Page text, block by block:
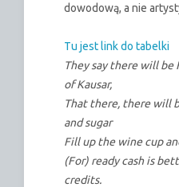
dowodową, a nie
Tu jest link do tabelki
They say there will be
of Kausar,
That there, there will
and sugar
Fill up the wine cup
(For) ready cash is
credits.